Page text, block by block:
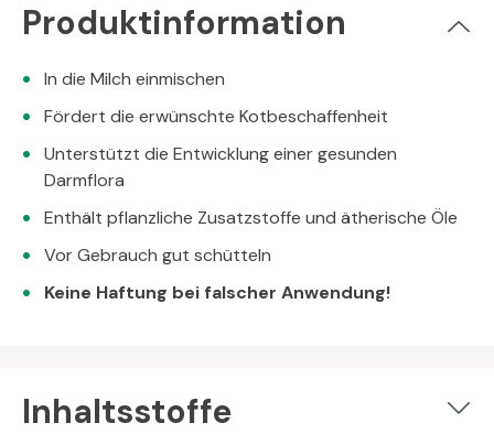
Produktinformation
In die Milch einmischen
Fördert die erwünschte Kotbeschaffenheit
Unterstützt die Entwicklung einer gesunden
Darmflora
Enthält pflanzliche Zusatzstoffe und ätherische Öle
Vor Gebrauch gut schütteln
Keine Haftung bei falscher Anwendung!
Inhaltsstoffe